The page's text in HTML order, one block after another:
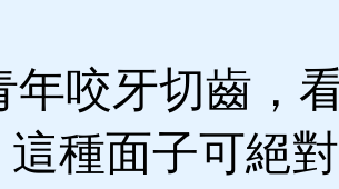
咬牙切齒，
這種面子可絕